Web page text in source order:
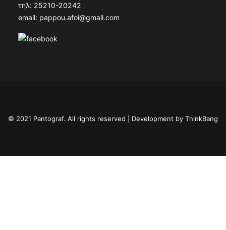
τηλ: 25210-20242
email: pappou.afoi@gmail.com
© 2021 Pantograf. All rights reserved | Development by ThinkBang